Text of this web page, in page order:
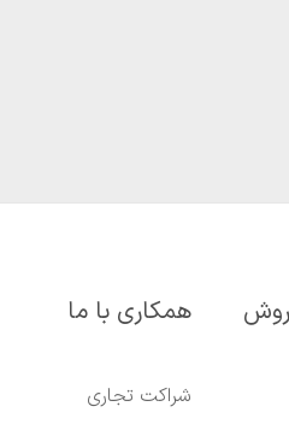
همکاری با ما
شراکت تجاری